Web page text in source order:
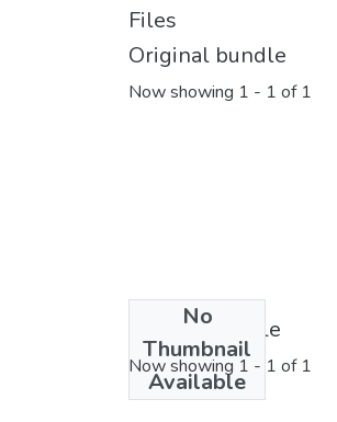
Files
Original bundle
Now showing 1 - 1 of 1
No
Thumbnail
Available
License bundle
Now showing 1 - 1 of 1